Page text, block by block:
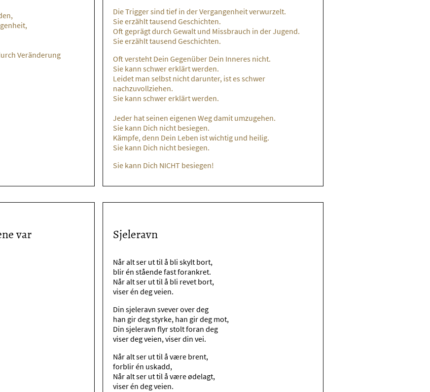
Veränderung
Die Trigger sind tief in der Vergangenheit verwurzelt.
Sie erzählt tausend Geschichten.
Oft geprägt durch Gewalt und Missbrauch in der Jugend.
Sie erzählt tausend Geschichten.
Oft versteht Dein Gegenüber Dein Inneres nicht.
Sie kann schwer erklärt werden.
Leidet man selbst nicht darunter, ist es schwer
nachzuvollziehen.
Sie kann schwer erklärt werden.
Jeder hat seinen eigenen Weg damit umzugehen.
Sie kann Dich nicht besiegen.
Kämpfe, denn Dein Leben ist wichtig und heilig.
Sie kann Dich nicht besiegen.
Sie kann Dich NICHT besiegen!
var Sjeleravn
Når alt ser ut til å bli skylt bort,
blir én stående fast forankret.
Når alt ser ut til å bli revet bort,
viser én deg veien.
Din sjeleravn svever over deg
han gir deg styrke, han gir deg mot,
Din sjeleravn flyr stolt foran deg
viser deg veien, viser din vei.
Når alt ser ut til å være brent,
forblir én uskadd,
Når alt ser ut til å være ødelagt,
viser én deg veien.